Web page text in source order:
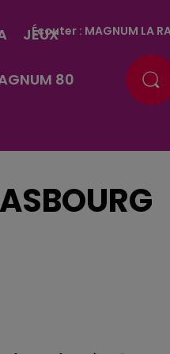
JEUX
80
Écouter : MAGNUM LA